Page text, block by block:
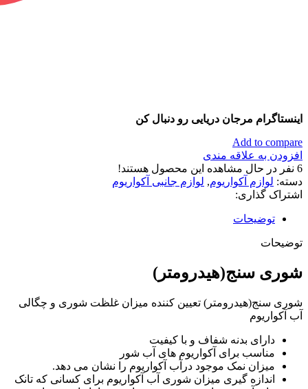
اینستاگرام مرجان دریایی رو دنبال کن
Add to compare
افزودن به علاقه مندی
6 نفر در حال مشاهده این محصول هستند!
دسته: لوازم آکواریوم, لوازم جانبی آکواریوم
اشتراک گذاری:
توضیحات
توضیحات
شوری سنج(هیدرومتر)
شوری سنج(هیدرومتر) تعیین کننده میزان غلظت شوری و چگالی
آب آکواریوم
دارای بدنه شفاف و با کیفیت
مناسب برای آکواریوم های آب شور
میزان نمک موجود درآب آکواریوم را نشان می دهد.
اندازه گیری میزان شوری آب آکواریوم برای کسانی که تانک